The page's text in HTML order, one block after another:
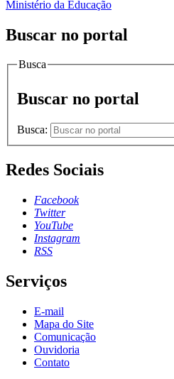
Ministério da Educação
Buscar no portal
Busca
Buscar no portal
Busca:
Redes Sociais
Facebook
Twitter
YouTube
Instagram
RSS
Serviços
E-mail
Mapa do Site
Comunicação
Ouvidoria
Contato